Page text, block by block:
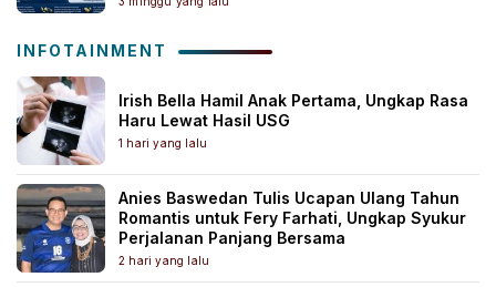
INFOTAINMENT
Irish Bella Hamil Anak Pertama, Ungkap Rasa
Haru Lewat Hasil USG
1 hari yang lalu
Anies Baswedan Tulis Ucapan Ulang Tahun
Romantis untuk Fery Farhati, Ungkap Syukur
Perjalanan Panjang Bersama
2 hari yang lalu